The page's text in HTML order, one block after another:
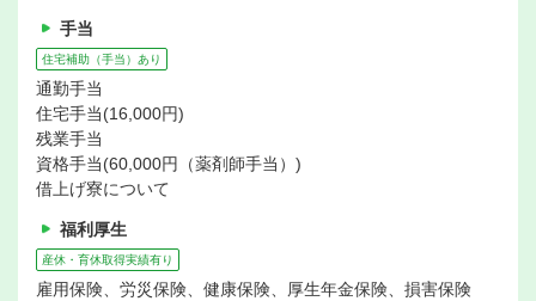
手当
住宅補助（手当）あり
通勤手当
住宅手当(16,000円)
残業手当
資格手当(60,000円（薬剤師手当）)
借上げ寮について
福利厚生
産休・育休取得実績有り
雇用保険、労災保険、健康保険、厚生年金保険、損害保険